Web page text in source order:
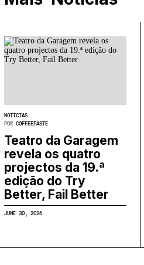
NOTÍCIAS
POR COFFEEPASTE
Teatro da Garagem
revela os quatro
projectos da 19.ª
edição do Try
Better, Fail Better
JUNE 30, 2026